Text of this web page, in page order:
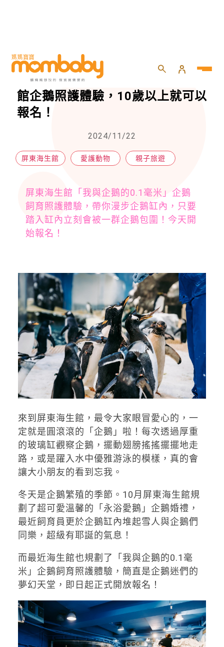
HOME 親子 親子旅遊
想被萌企鵝團團包圍嗎？屏東海生
館企鵝照護體驗，10歲以上就可以
報名！
2024/11/22
屏東海生館 愛護動物 親子旅遊
屏東海生館「我與企鵝的0.1毫米」企鵝
飼育照護體驗，帶你漫步企鵝缸內，只要
踏入缸內立刻會被一群企鵝包圍！今天開
始報名！
來到屏東海生館，最令大家眼冒愛心的，一
定就是圓滾滾的「企鵝」啦！每次透過厚重
的玻璃缸觀察企鵝，擺動翅膀搖搖擺擺地走
路，或是躍入水中優雅游泳的模樣，真的會
讓大小朋友的看到忘我。
冬天是企鵝繁殖的季節。10月屏東海生館規
劃了超可愛溫馨的「永浴愛鵝」企鵝婚禮，
最近飼育員更於企鵝缸內堆起雪人與企鵝們
同樂，超級有耶誕的氣息！
而最近海生館也規劃了「我與企鵝的0.1毫
米」企鵝飼育照護體驗，簡直是企鵝迷們的
夢幻天堂，即日起正式開放報名！